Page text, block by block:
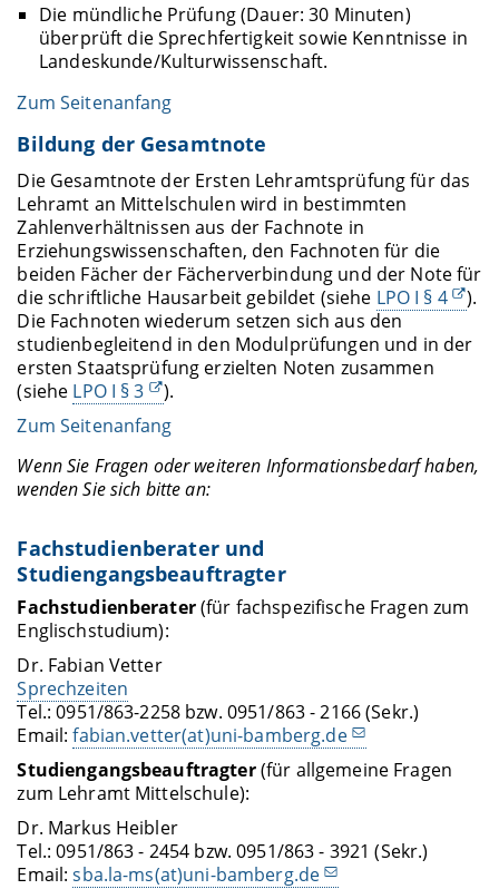
Die mündliche Prüfung (Dauer: 30 Minuten)
überprüft die Sprechfertigkeit sowie Kenntnisse in
Landeskunde/Kulturwissenschaft.
Zum Seitenanfang
Bildung der Gesamtnote
Die Gesamtnote der Ersten Lehramtsprüfung für das
Lehramt an Mittelschulen wird in bestimmten
Zahlenverhältnissen aus der Fachnote in
Erziehungswissenschaften, den Fachnoten für die
beiden Fächer der Fächerverbindung und der Note für
die schriftliche Hausarbeit gebildet (siehe LPO I § 4
).
Die Fachnoten wiederum setzen sich aus den
studienbegleitend in den Modulprüfungen und in der
ersten Staatsprüfung erzielten Noten zusammen
(siehe LPO I § 3
).
Zum Seitenanfang
Wenn Sie Fragen oder weiteren Informationsbedarf haben,
wenden Sie sich bitte an:
Fachstudienberater und
Studiengangsbeauftragter
Fachstudienberater(für fachspezifische Fragen zum
Englischstudium):
Dr. Fabian Vetter
Sprechzeiten
Tel.: 0951/863-2258 bzw. 0951/863 - 2166 (Sekr.)
Email:fabian.vetter(at)uni-bamberg.de
Studiengangsbeauftragter(für allgemeine Fragen
zum Lehramt Mittelschule):
Dr. Markus Heibler
Tel.: 0951/863 - 2454 bzw. 0951/863 - 3921 (Sekr.)
Email:sba.la-ms(at)uni-bamberg.de